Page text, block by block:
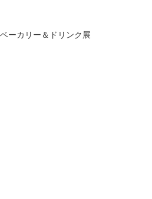
ーカリー＆ドリンク展